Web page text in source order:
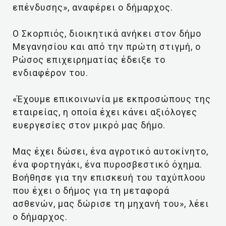
επένδυσης», αναφέρει ο δήμαρχος.
Ο Σκορπιός, διοικητικά ανήκει στον δήμο
Μεγανησίου και από την πρώτη στιγμή, ο
Ρώσος επιχειρηματίας έδειξε το
ενδιαφέρον του.
«Έχουμε επικοινωνία με εκπροσώπους της
εταιρείας, η οποία έχει κάνει αξιόλογες
ευεργεσίες στον μικρό μας δήμο.
Μας έχει δώσει, ένα αγροτικό αυτοκίνητο,
ένα φορτηγάκι, ένα πυροσβεστικό όχημα.
Βοήθησε για την επισκευή του ταχύπλοου
που έχει ο δήμος για τη μεταφορά
ασθενών, μας δώρισε τη μηχανή του», λέει
ο δήμαρχος.